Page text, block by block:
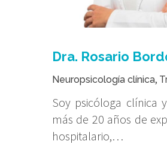
Dra. Rosario
Neuropsicología clínica,
Soy psicóloga clínica
más de 20 años de
hospitalario,…